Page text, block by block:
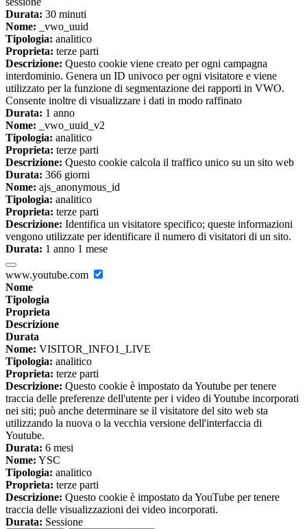
Durata: 30 minuti
Nome: _vwo_uuid
Tipologia: analitico
Proprieta: terze parti
Descrizione: Questo cookie viene creato per ogni campagna
interdominio. Genera un ID univoco per ogni visitatore e viene
utilizzato per la funzione di segmentazione dei rapporti in VWO.
Consente inoltre di visualizzare i dati in modo raffinato
Durata: 1 anno
Nome: _vwo_uuid_v2
Tipologia: analitico
Proprieta: terze parti
Descrizione: Questo cookie calcola il traffico unico su un sito web
Durata: 366 giorni
Nome: ajs_anonymous_id
Tipologia: analitico
Proprieta: terze parti
Descrizione: Identifica un visitatore specifico; queste informazioni
vengono utilizzate per identificare il numero di visitatori di un sito.
Durata: 1 anno 1 mese
www.youtube.com
Nome
Tipologia
Proprieta
Descrizione
Durata
Nome: VISITOR_INFO1_LIVE
Tipologia: analitico
Proprieta: terze parti
Descrizione: Questo cookie è impostato da Youtube per tenere
traccia delle preferenze dell'utente per i video di Youtube incorporati
nei siti; può anche determinare se il visitatore del sito web sta
utilizzando la nuova o la vecchia versione dell'interfaccia di
Youtube.
Durata: 6 mesi
Nome: YSC
Tipologia: analitico
Proprieta: terze parti
Descrizione: Questo cookie è impostato da YouTube per tenere
traccia delle visualizzazioni dei video incorporati.
Durata: Sessione